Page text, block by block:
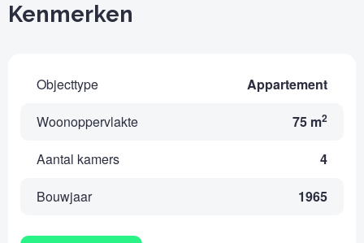
Kenmerken
Objecttype
Appartement
Woonoppervlakte
75 m2
Aantal kamers
4
Bouwjaar
1965